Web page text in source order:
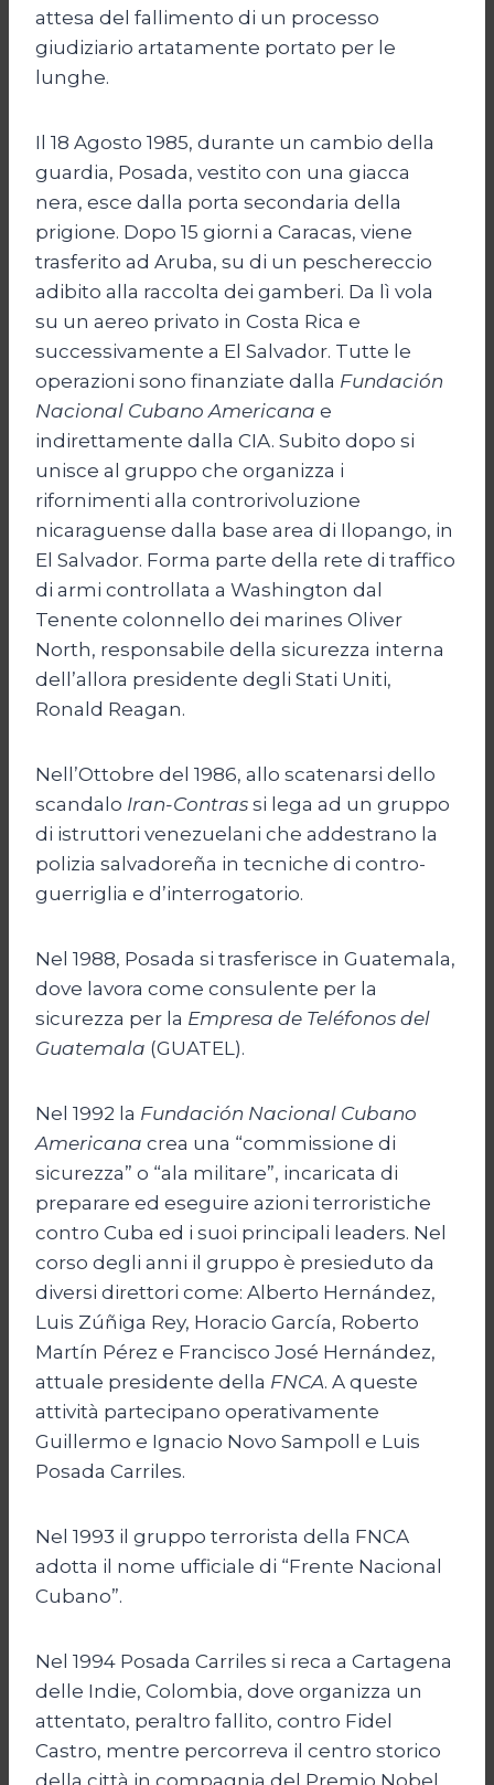
attesa del fallimento di un processo
giudiziario artatamente portato per le
lunghe.
Il 18 Agosto 1985, durante un cambio della
guardia, Posada, vestito con una giacca
nera, esce dalla porta secondaria della
prigione. Dopo 15 giorni a Caracas, viene
trasferito ad Aruba, su di un peschereccio
adibito alla raccolta dei gamberi. Da lì vola
su un aereo privato in Costa Rica e
successivamente a El Salvador. Tutte le
operazioni sono finanziate dalla Fundación
Nacional Cubano Americana e
indirettamente dalla CIA. Subito dopo si
unisce al gruppo che organizza i
rifornimenti alla controrivoluzione
nicaraguense dalla base area di Ilopango, in
El Salvador. Forma parte della rete di traffico
di armi controllata a Washington dal
Tenente colonnello dei marines Oliver
North, responsabile della sicurezza interna
dell’allora presidente degli Stati Uniti,
Ronald Reagan.
Nell’Ottobre del 1986, allo scatenarsi dello
scandalo Iran-Contras si lega ad un gruppo
di istruttori venezuelani che addestrano la
polizia salvadoreña in tecniche di contro-
guerriglia e d’interrogatorio.
Nel 1988, Posada si trasferisce in Guatemala,
dove lavora come consulente per la
sicurezza per la Empresa de Teléfonos del
Guatemala (GUATEL).
Nel 1992 la Fundación Nacional Cubano
Americana crea una “commissione di
sicurezza” o “ala militare”, incaricata di
preparare ed eseguire azioni terroristiche
contro Cuba ed i suoi principali leaders. Nel
corso degli anni il gruppo è presieduto da
diversi direttori come: Alberto Hernández,
Luis Zúñiga Rey, Horacio García, Roberto
Martín Pérez e Francisco José Hernández,
attuale presidente della FNCA. A queste
attività partecipano operativamente
Guillermo e Ignacio Novo Sampoll e Luis
Posada Carriles.
Nel 1993 il gruppo terrorista della FNCA
adotta il nome ufficiale di “Frente Nacional
Cubano”.
Nel 1994 Posada Carriles si reca a Cartagena
delle Indie, Colombia, dove organizza un
attentato, peraltro fallito, contro Fidel
Castro, mentre percorreva il centro storico
della città in compagnia del Premio Nobel